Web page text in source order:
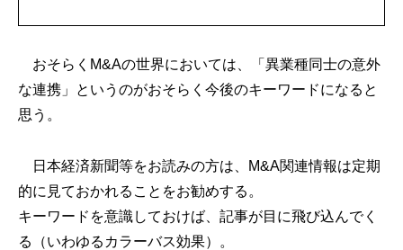
おそらくM&Aの世界においては、「異業種同士の意外
な連携」というのがおそらく今後のキーワードになると
思う。
日本経済新聞等をお読みの方は、M&A関連情報は定期
的に見ておかれることをお勧めする。
キーワードを意識しておけば、記事が目に飛び込んでく
る（いわゆるカラーバス効果）。